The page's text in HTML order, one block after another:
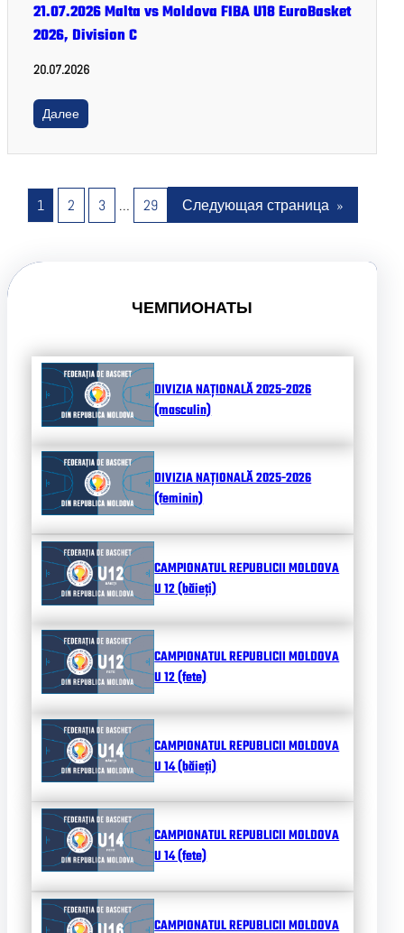
21.07.2026 Malta vs Moldova FIBA U18 EuroBasket
2026, Division C
20.07.2026
Далее
1 2 3 … 29 Следующая страница »
ЧЕМПИОНАТЫ
DIVIZIA NAȚIONALĂ 2025-2026
(masculin)
DIVIZIA NAȚIONALĂ 2025-2026
(feminin)
CAMPIONATUL REPUBLICII MOLDOVA
U 12 (băieți)
CAMPIONATUL REPUBLICII MOLDOVA
U 12 (fete)
CAMPIONATUL REPUBLICII MOLDOVA
U 14 (băieți)
CAMPIONATUL REPUBLICII MOLDOVA
U 14 (fete)
CAMPIONATUL REPUBLICII MOLDOVA